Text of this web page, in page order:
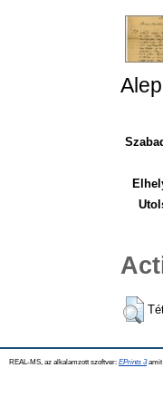
REAL-MS, az alkalamzott szoftver: EPrints 3amit